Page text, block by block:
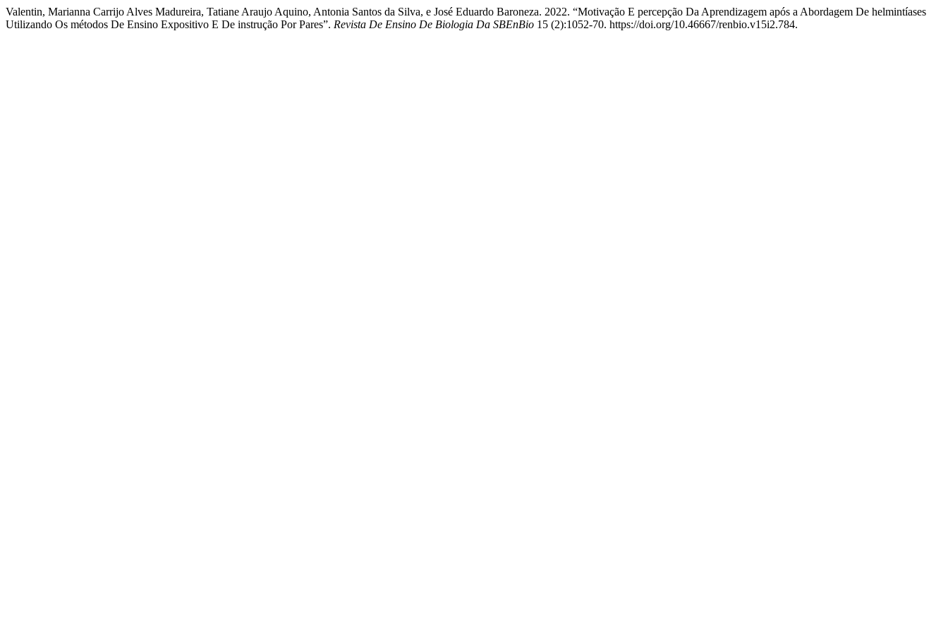
Valentin, Marianna Carrijo Alves Madureira, Tatiane Araujo Aquino, Antonia Santos da Silva, e José Eduardo Baroneza. 2022. “Motivação E percepção Da Aprendizagem após a Abordagem De helmintíases
Utilizando Os métodos De Ensino Expositivo E De instrução Por Pares”. Revista De Ensino De Biologia Da SBEnBio 15 (2):1052-70. https://doi.org/10.46667/renbio.v15i2.784.